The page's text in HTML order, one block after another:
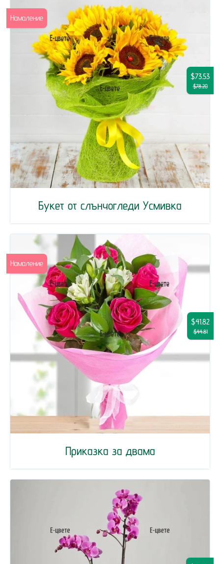
Букет от слънчогледи Усмивка
$73.53
$78.20
Намаление
Приказка за двама
$41.82
$44.81
Намаление